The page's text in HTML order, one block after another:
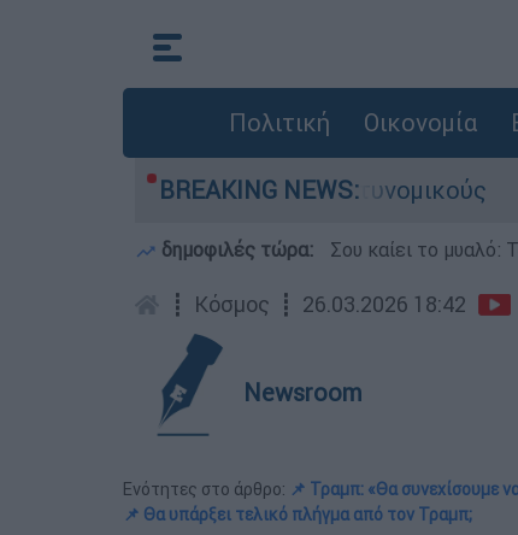
Πολιτική Οικονομία
BREAKING NEWS:
στους αστυνομικούς
δημοφιλές τώρα: Σου καίει το μυαλό:
┋ Κόσμος ┋ 26.03.2026 18:42
Newsroom
Ενότητες στο άρθρο: 📌 Τραμπ: «Θα συνεχίσουμε
📌 Θα υπάρξει τελικό πλήγμα από τον Τραμπ;